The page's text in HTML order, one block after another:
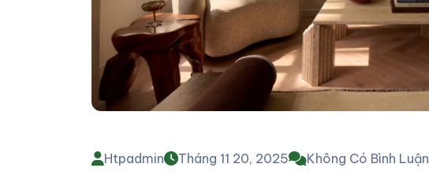
Htpadmin Tháng 11 20, 2025 Không Có Bình Luận